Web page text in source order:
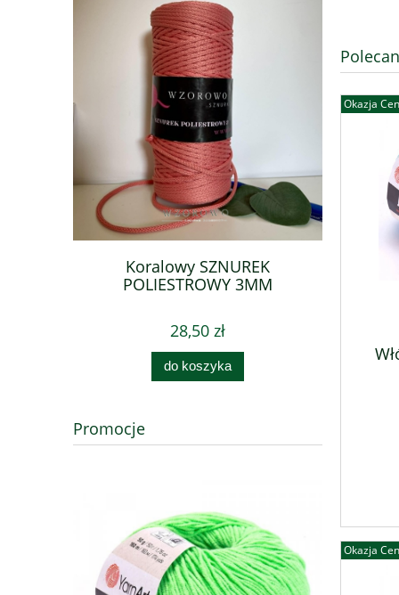
Koralowy SZNUREK
POLIESTROWY 3MM
28,50 zł
do koszyka
Mokka
Promocje
Okazja
Okazja